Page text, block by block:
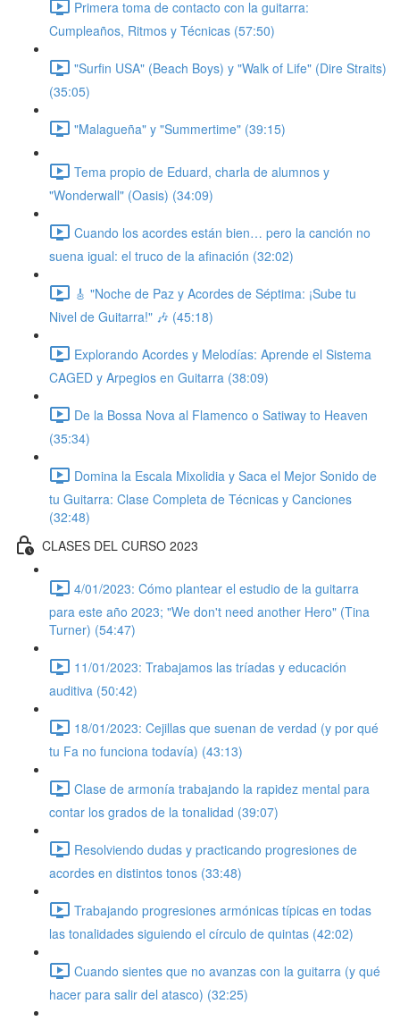
Primera toma de contacto con la guitarra:
Cumpleaños, Ritmos y Técnicas (57:50)
"Surfin USA" (Beach Boys) y "Walk of Life" (Dire Straits)
(35:05)
"Malagueña" y "Summertime" (39:15)
Tema propio de Eduard, charla de alumnos y
"Wonderwall" (Oasis) (34:09)
Cuando los acordes están bien… pero la canción no
suena igual: el truco de la afinación (32:02)
🎸 "Noche de Paz y Acordes de Séptima: ¡Sube tu
Nivel de Guitarra!" 🎶 (45:18)
Explorando Acordes y Melodías: Aprende el Sistema
CAGED y Arpegios en Guitarra (38:09)
De la Bossa Nova al Flamenco o Satiway to Heaven
(35:34)
Domina la Escala Mixolidia y Saca el Mejor Sonido de
tu Guitarra: Clase Completa de Técnicas y Canciones
(32:48)
CLASES DEL CURSO 2023
4/01/2023: Cómo plantear el estudio de la guitarra
para este año 2023; "We don't need another Hero" (Tina
Turner) (54:47)
11/01/2023: Trabajamos las tríadas y educación
auditiva (50:42)
18/01/2023: Cejillas que suenan de verdad (y por qué
tu Fa no funciona todavía) (43:13)
Clase de armonía trabajando la rapidez mental para
contar los grados de la tonalidad (39:07)
Resolviendo dudas y practicando progresiones de
acordes en distintos tonos (33:48)
Trabajando progresiones armónicas típicas en todas
las tonalidades siguiendo el círculo de quintas (42:02)
Cuando sientes que no avanzas con la guitarra (y qué
hacer para salir del atasco) (32:25)